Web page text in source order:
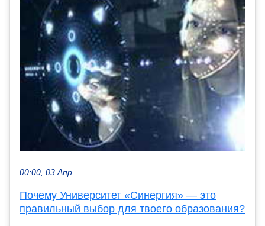
00:00, 03 Апр
Почему Университет «Синергия» — это
правильный выбор для твоего образования?